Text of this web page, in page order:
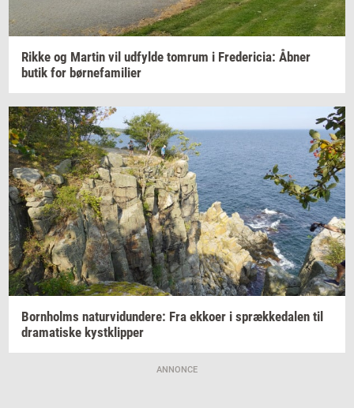
Rikke og Mar­tin vil ud­fyl­de tom­rum i Fre­de­ri­cia: Åbner
butik for bør­ne­fa­mi­li­er
Born­holms na­tur­vi­dun­de­re: Fra ek­ko­er i spræk­ke­da­len til
dra­ma­ti­ske kyst­klip­per
ANNONCE